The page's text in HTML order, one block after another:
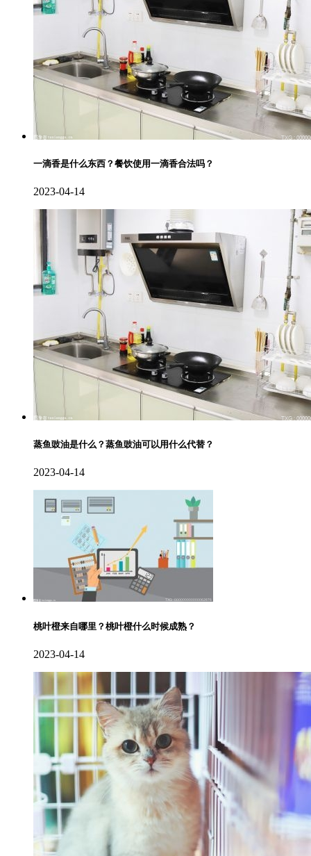
一滴香是什么东西？餐饮使用一滴香合法吗？
2023-04-14
蒸鱼豉油是什么？蒸鱼豉油可以用什么代替？
2023-04-14
桃叶橙来自哪里？桃叶橙什么时候成熟？
2023-04-14